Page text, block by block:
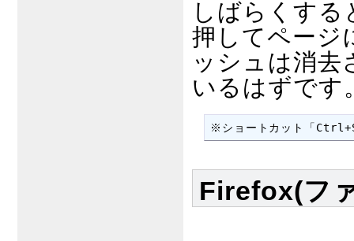
しばらくする
押してページ
ッシュは消去
いるはずです
※ショートカット「
Firefox(フ